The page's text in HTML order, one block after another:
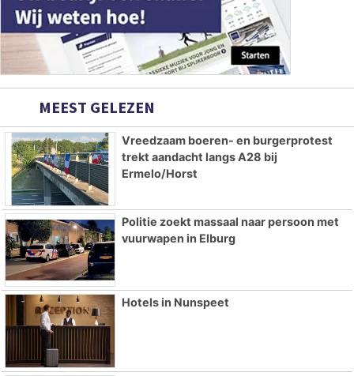
MEEST GELEZEN
Vreedzaam boeren- en burgerprotest
trekt aandacht langs A28 bij
Ermelo/Horst
Politie zoekt massaal naar persoon met
vuurwapen in Elburg
Hotels in Nunspeet